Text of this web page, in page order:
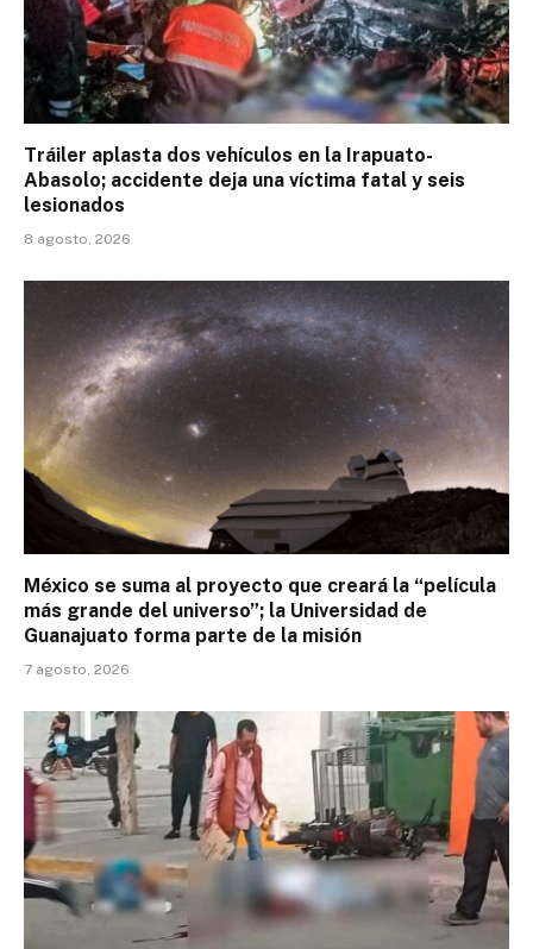
Tráiler aplasta dos vehículos en la Irapuato-
Abasolo; accidente deja una víctima fatal y seis
lesionados
8 agosto, 2026
México se suma al proyecto que creará la “película
más grande del universo”; la Universidad de
Guanajuato forma parte de la misión
7 agosto, 2026